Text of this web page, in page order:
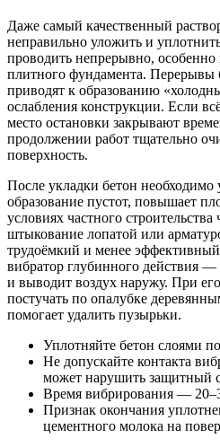
Даже самый качественный
неправильно уложить и
проводить непрерывно,
плитного фундамента. Перерывы
приводят к образованию
ослабления конструкции. Если
место остановки закрывают
продолжении работ тщательно
поверхность.
После укладки бетон
образование пустот, повышает
условиях частного
штыкование лопатой или
трудоёмкий и менее
вибратор глубинного действия
и выводит воздух наружу. При
постучать по опалубке
помогает удалить пузырьки.
Уплотняйте бетон слоями
Не допускайте контакта
может нарушить защитный
Время вибрирования —
Признак окончания
цементного молока на